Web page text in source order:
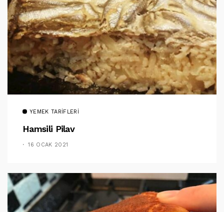
YEMEK TARIFLERI
Hamsili Pilav
16 OCAK 2021